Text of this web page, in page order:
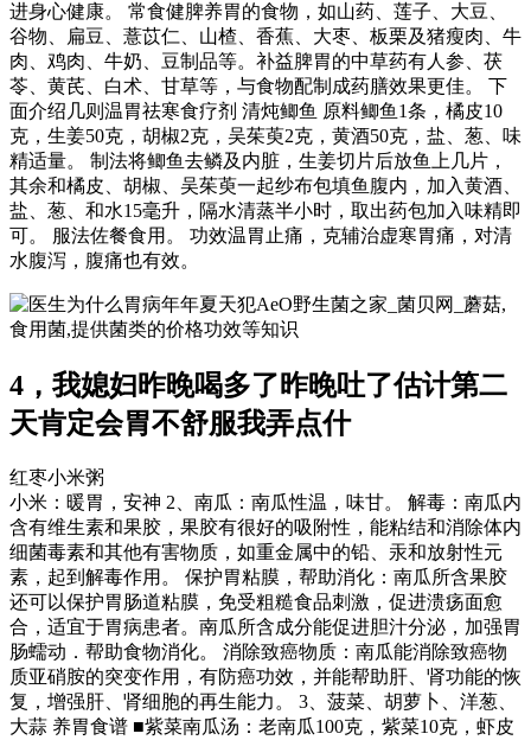
进身心健康。 常食健脾养胃的食物，如山药、莲子、大豆、
谷物、扁豆、薏苡仁、山楂、香蕉、大枣、板栗及猪瘦肉、牛
肉、鸡肉、牛奶、豆制品等。补益脾胃的中草药有人参、茯
苓、黄芪、白术、甘草等，与食物配制成药膳效果更佳。 下
面介绍几则温胃祛寒食疗剂 清炖鲫鱼 原料鲫鱼1条，橘皮10
克，生姜50克，胡椒2克，吴茱萸2克，黄酒50克，盐、葱、味
精适量。 制法将鲫鱼去鳞及内脏，生姜切片后放鱼上几片，
其余和橘皮、胡椒、吴茱萸一起纱布包填鱼腹内，加入黄酒、
盐、葱、和水15毫升，隔水清蒸半小时，取出药包加入味精即
可。 服法佐餐食用。 功效温胃止痛，克辅治虚寒胃痛，对清
水腹泻，腹痛也有效。
AeO野生菌之家_菌贝网_蘑菇,
食用菌,提供菌类的价格功效等知识
4，我媳妇昨晚喝多了昨晚吐了估计第二
天肯定会胃不舒服我弄点什
红枣小米粥
小米：暖胃，安神 2、南瓜：南瓜性温，味甘。 解毒：南瓜内
含有维生素和果胶，果胶有很好的吸附性，能粘结和消除体内
细菌毒素和其他有害物质，如重金属中的铅、汞和放射性元
素，起到解毒作用。 保护胃粘膜，帮助消化：南瓜所含果胶
还可以保护胃肠道粘膜，免受粗糙食品刺激，促进溃疡面愈
合，适宜于胃病患者。南瓜所含成分能促进胆汁分泌，加强胃
肠蠕动．帮助食物消化。 消除致癌物质：南瓜能消除致癌物
质亚硝胺的突变作用，有防癌功效，并能帮助肝、肾功能的恢
复，增强肝、肾细胞的再生能力。 3、菠菜、胡萝卜、洋葱、
大蒜 养胃食谱 ■紫菜南瓜汤：老南瓜100克，紫菜10克，虾皮